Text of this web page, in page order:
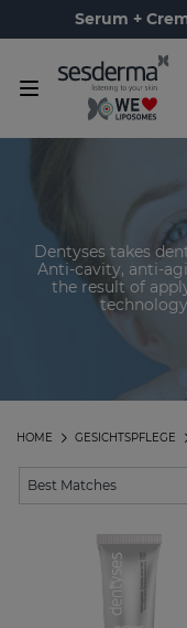
Serum +
Dentyses takes
Anti-cavity, anti-
the result of
GESICHTSPFLEGE
HOME